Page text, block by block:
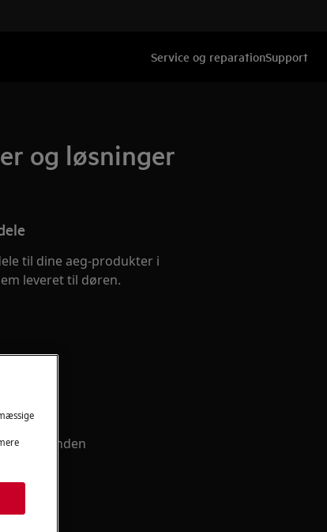
Service og reparationSupport
og løsninger
til dine aeg-produkter i
leveret til døren.
og anden